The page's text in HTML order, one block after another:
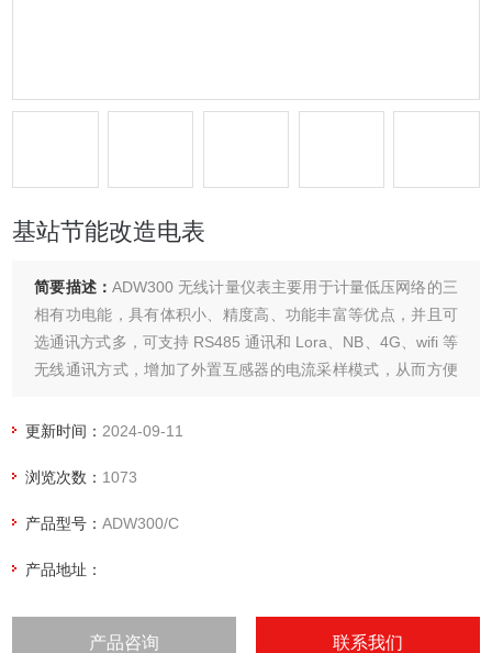
基站节能改造电表
简要描述： ADW300 无线计量仪表主要用于计量低压网络的三
相有功电能，具有体积小、精度高、功能丰富等优点，并且可
选通讯方式多，可支持 RS485 通讯和 Lora、NB、4G、wifi 等
无线通讯方式，增加了外置互感器的电流采样模式，从而方便
对不同区域和不同负荷的分项电能计量、运维监管或电力监控
更新时间： 2024-09-11
浏览次数： 1073
产品型号：ADW300/C
产品地址：
产品咨询 联系我们